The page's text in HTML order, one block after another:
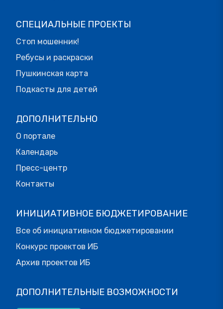
СПЕЦИАЛЬНЫЕ ПРОЕКТЫ
Стоп мошенник!
Ребусы и раскраски
Пушкинская карта
Подкасты для детей
ДОПОЛНИТЕЛЬНО
О портале
Календарь
Пресс-центр
Контакты
ИНИЦИАТИВНОЕ БЮДЖЕТИРОВАНИЕ
Все об инициативном бюджетировании
Конкурс проектов ИБ
Архив проектов ИБ
ДОПОЛНИТЕЛЬНЫЕ ВОЗМОЖНОСТИ